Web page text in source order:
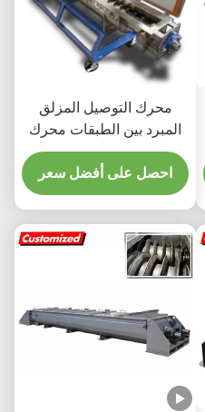
محرك التوصيل المزلق
المبرد بين الطبقات محرك
نقل الطاقة لتوفير الغذاء
محرك نقل
احصل على أفضل سعر